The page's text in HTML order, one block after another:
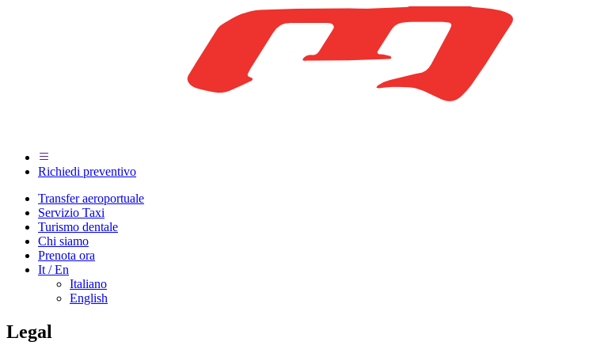
Richiedi preventivo
Transfer aeroportuale
Servizio Taxi
Turismo dentale
Chi siamo
Prenota ora
It / En
Italiano
English
Legal